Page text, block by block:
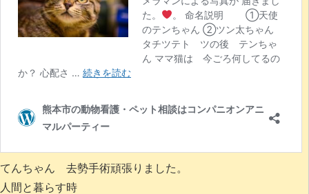
てんちゃん 去勢手術頑張りました。
人間と暮らす時